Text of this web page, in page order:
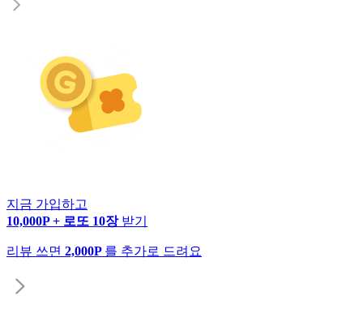
지금 가입하고
10,000P + 로또 10장 받기
리뷰 쓰면 2,000P 를 추가로 드려요